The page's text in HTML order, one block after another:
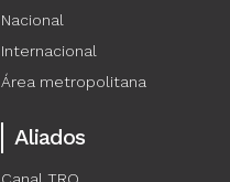
Nacional
Internacional
Área metropolitana
Aliados